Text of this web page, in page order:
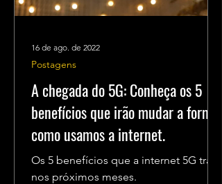
A chegada do 5G: Conheça os 5
benefícios que irão mudar a forma
como usamos a internet.
Os 5 benefícios que a internet 5G trará
nos próximos meses.
Postagens
16 de ago. de 2022